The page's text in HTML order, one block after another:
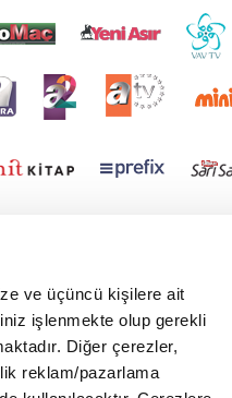
ve üçüncü kişilere ait
işlenmekte olup gerekli
Diğer çerezler,
reklam/pazarlama